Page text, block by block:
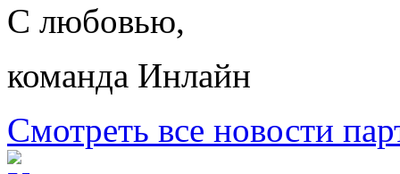
С любовью,
команда Инлайн
Смотреть все новости